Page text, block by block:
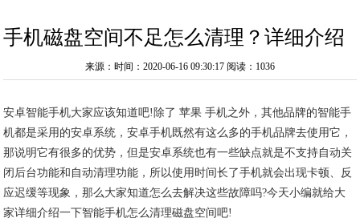
手机磁盘空间不足怎么清理？详细介绍
来源：时间：2020-06-16 09:30:17 阅读：1036
安卓智能手机大家应该知道吧!除了 苹果 手机之外，其他品牌的智能手
机都是采用的安卓系统，安卓手机既然有这么多的手机品牌去使用它，
那说明它有很多的优势，但是安卓系统也有一些缺点就是不支持自动关
闭后台功能和自动清理功能，所以使用时间长了手机就会出现卡顿、反
应迟缓等现象，那么大家知道怎么去解决这些故障吗?今天小编就给大
家详细介绍一下智能手机怎么清理磁盘空间吧!